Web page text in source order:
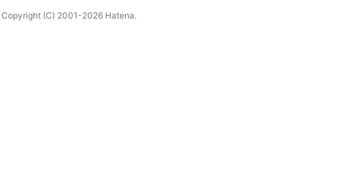
Copyright (C) 2001-2026 Hatena.